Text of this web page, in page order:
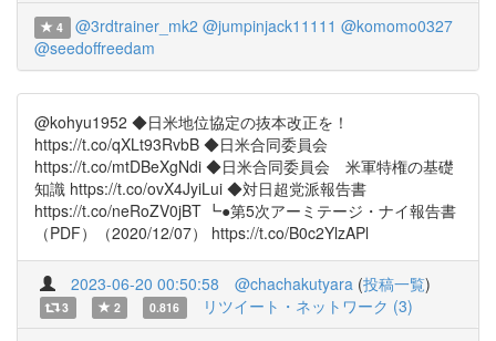
4 @3rdtrainer_mk2 @jumpinjack11111 @komomo0327
@seedoffreedam
@kohyu1952 ◆日米地位協定の抜本改正を！
https://t.co/qXLt93RvbB ◆日米合同委員会
https://t.co/mtDBeXgNdi ◆日米合同委員会 米軍特権の基礎
知識 https://t.co/ovX4JyiLui ◆対日超党派報告書
https://t.co/neRoZV0jBT ┗●第5次アーミテージ・ナイ報告書
（PDF）（2020/12/07） https://t.co/B0c2YlzAPl
2023-06-20 00:50:58 @chachakutyara (投稿一覧)
3 2 0.816 リツイート・ネットワーク (3)